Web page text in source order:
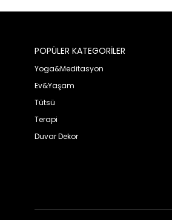
POPÜLER KATEGORİLER
Yoga&Meditasyon
Ev&Yaşam
Tütsü
Terapi
Duvar Dekor